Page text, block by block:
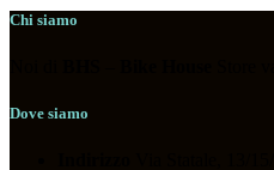
COMPONENTI
Chi siamo
Dove siamo